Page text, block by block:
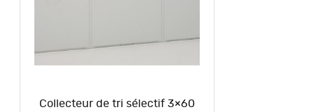
Collecteur de tri sélectif 3×60